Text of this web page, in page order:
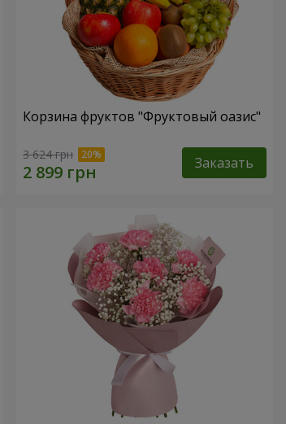
Корзина фруктов "Фруктовый оазис"
3 624 грн Заказать